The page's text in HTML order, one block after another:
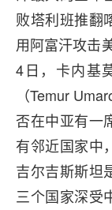
败塔利班推翻
用阿富汗攻击
4日，卡内基
（Temur
否在中亚有一
有邻近国家中
吉尔吉斯斯坦
三个国家深受